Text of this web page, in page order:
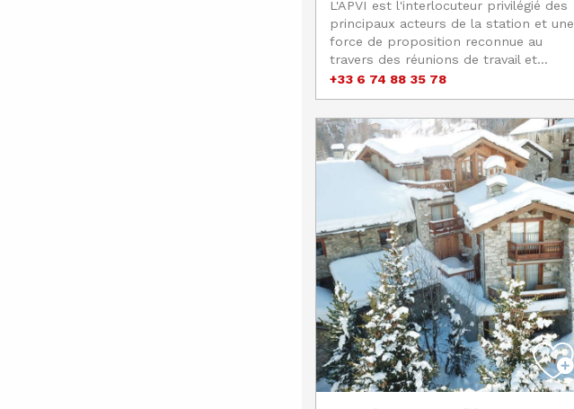
L'APVI est l'interlocuteur privilégié des
principaux acteurs de la station et une
force de proposition reconnue au
travers des réunions de travail et...
+33 6 74 88 35 78